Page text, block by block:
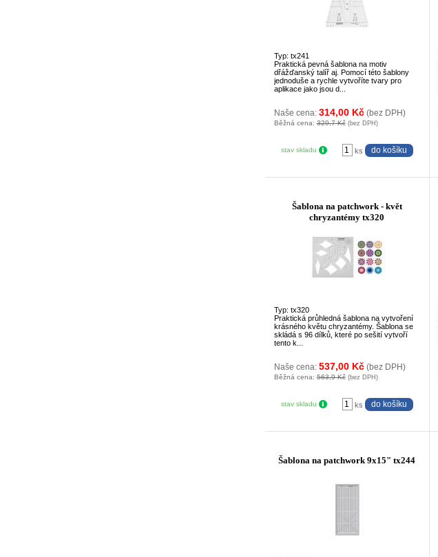
Typ: tx241
Praktická pevná šablona na motiv
dřážďanský talíř aj. Pomocí této šablony
jednoduše a rychle vytvoříte tvary pro
aplikace jako jsou d...
Naše cena: 314,00 Kč (bez DPH)
Běžná cena:329,7 Kč (bez DPH)
stav skladu ks
Šablona na patchwork - květ
chryzantémy tx320
Typ: tx320
Praktická průhledná šablona na vytvoření
krásného květu chryzantémy. Šablona se
skládá s 96 dílků, které po sešití vytvoří
tento k...
Naše cena: 537,00 Kč (bez DPH)
Běžná cena:563,9 Kč (bez DPH)
stav skladu ks
Šablona na patchwork 9x15" tx244